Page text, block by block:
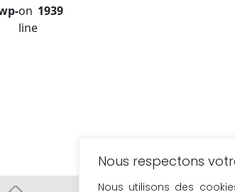
Nous respectons
Nous utilisons des
on
line
1939
Recevez comme les 6775